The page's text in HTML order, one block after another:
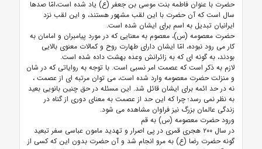
حضرت با عنوان فاطمه بنت موسى بن جعفر (ع) یاد شده است،امّا صدها
سال است که آن حضرت با این لقب مشهور هستند، و این لقب نزد
ایرانیان تبدیل به اسم برای ایشان شده است.
حضرت معصومه (س)، معصوم به معنایی که در مورد پیامبران و امامان به
کار می رود نبوده، امّا ایشان دارای طهارت روح و کمالات معنوی بالایی
بودند، به گونه ای که به زائرانش وعده بهشت داده شده است.
لازم به ذکر است که عصمت امر نسبی است. با توجه به روایاتی که در شان
و منزلت حضرت معصومه وارد شده است، می توان مرتبه ای از عصمت ،
نه در حد ائمه برای ایشان قائل شد. این مسئله در حق چنین بانویی بعید
به نظر نمی رسد؛ چرا که این حد از عصمت به معنای دوری از گناه در
زندگی عالمان بزرگ نیز فراوان مشاهده می شود.
ورود حضرت معصومه (س) به قم
در سال ۲۰۰ هجرى قمرى در پى اصرار و تهدید مامون عباسى سفر تبعید
گونه حضرت رضا (ع) به مرو انجام شد و آن حضرت بدون این که کسى از